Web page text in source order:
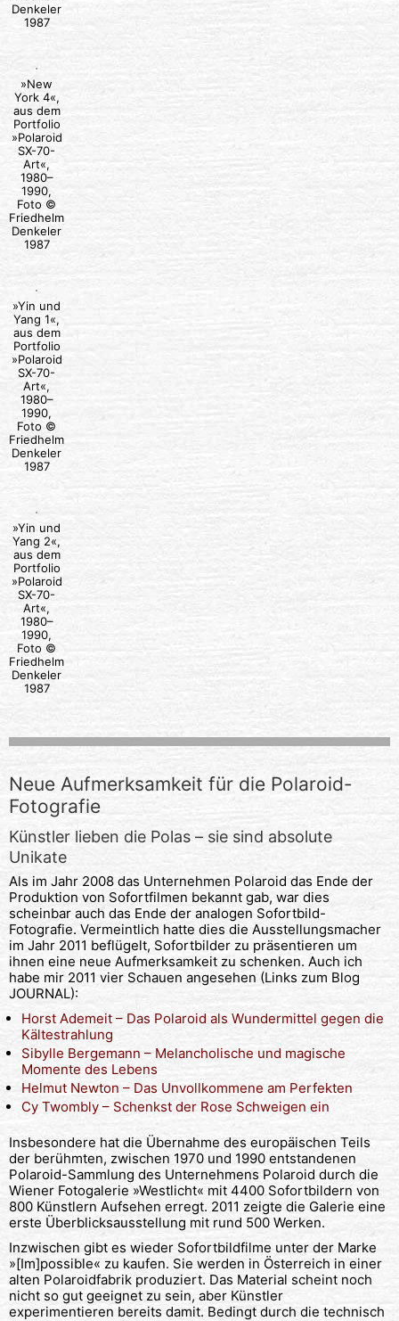
Denkeler
1987
»New
York 4«,
aus dem
Portfolio
»Polaroid
SX-70-
Art«,
1980–
1990,
Foto ©
Friedhelm
Denkeler
1987
»Yin und
Yang 1«,
aus dem
Portfolio
»Polaroid
SX-70-
Art«,
1980–
1990,
Foto ©
Friedhelm
Denkeler
1987
»Yin und
Yang 2«,
aus dem
Portfolio
»Polaroid
SX-70-
Art«,
1980–
1990,
Foto ©
Friedhelm
Denkeler
1987
Neue Aufmerksamkeit für die Polaroid-
Fotografie
Künstler lieben die Polas – sie sind absolute
Unikate
Als im Jahr 2008 das Unternehmen Polaroid das Ende der
Produktion von Sofortfilmen bekannt gab, war dies
scheinbar auch das Ende der analogen Sofortbild-
Fotografie. Vermeintlich hatte dies die Ausstellungsmacher
im Jahr 2011 beflügelt, Sofortbilder zu präsentieren um
ihnen eine neue Aufmerksamkeit zu schenken. Auch ich
habe mir 2011 vier Schauen angesehen (Links zum Blog
JOURNAL):
Horst Ademeit – Das Polaroid als Wundermittel gegen die
Kältestrahlung
Sibylle Bergemann – Melancholische und magische
Momente des Lebens
Helmut Newton – Das Unvollkommene am Perfekten
Cy Twombly – Schenkst der Rose Schweigen ein
Insbesondere hat die Übernahme des europäischen Teils
der berühmten, zwischen 1970 und 1990 entstandenen
Polaroid-Sammlung des Unternehmens Polaroid durch die
Wiener Fotogalerie »Westlicht« mit 4400 Sofortbildern von
800 Künstlern Aufsehen erregt. 2011 zeigte die Galerie eine
erste Überblicksausstellung mit rund 500 Werken.
Inzwischen gibt es wieder Sofortbildfilme unter der Marke
»[Im]possible« zu kaufen. Sie werden in Österreich in einer
alten Polaroidfabrik produziert. Das Material scheint noch
nicht so gut geeignet zu sein, aber Künstler
experimentieren bereits damit. Bedingt durch die technisch